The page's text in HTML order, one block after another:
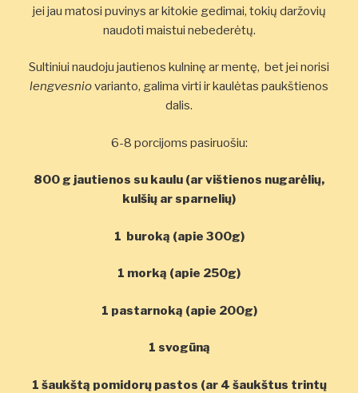
jei jau matosi puvinys ar kitokie gedimai, tokių daržovių
naudoti maistui nebederėtų.
Sultiniui naudoju jautienos kulninę ar mentę, bet jei norisi
lengvesniovarianto, galima virti ir kaulėtas paukštienos
dalis.
6-8 porcijoms pasiruošiu:
800 g jautienos su kaulu (ar vištienos nugarėlių,
kulšių ar sparnelių)
1 buroką (apie 300g)
1 morką (apie 250g)
1 pastarnoką (apie 200g)
1 svogūną
1 šaukštą pomidorų pastos (ar 4 šaukštus trintų